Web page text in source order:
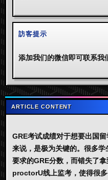
訪客提示
添加我们的微信即可联系我
ARTICLE CONTENT
GRE考试成绩对于想要出国
来说，是极为关键的。很多
要求的GRE分数，而错失了
proctorU线上监考，使得很